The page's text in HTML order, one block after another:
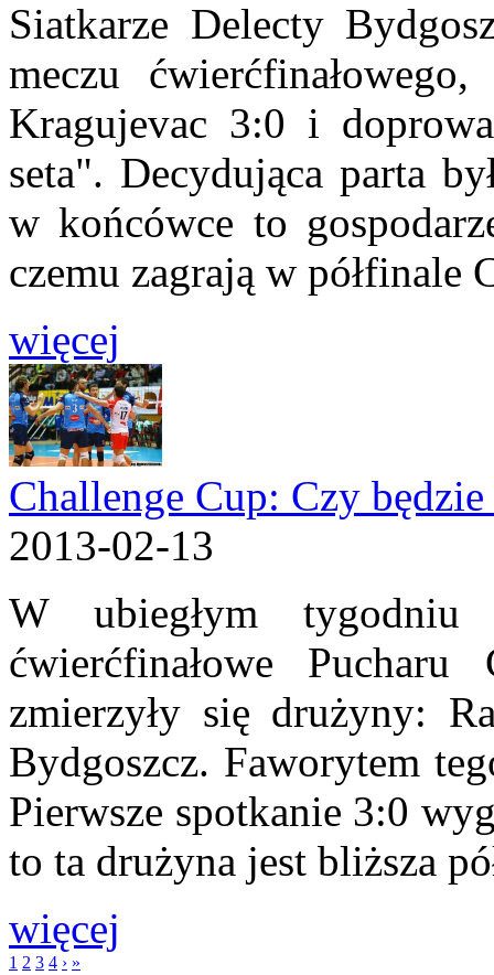
Siatkarze Delecty
meczu
Kragujevac 3:0 i
seta". Decydująca parta
w końcówce to
czemu zagrają w półfinale
więcej
Challenge Cup: Czy będzie
2013-02-13
W ubiegłym tygodniu
ćwierćfinałowe
zmierzyły się drużyny:
Bydgoszcz. Faworytem
Pierwsze spotkanie 3:0
to ta drużyna jest bliższa
więcej
1 2 3 4 › »